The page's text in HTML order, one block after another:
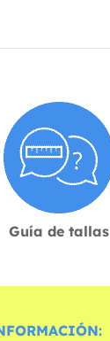
Guía de tallas